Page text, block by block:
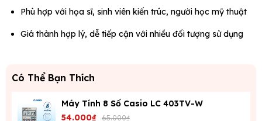
Phù hợp với họa sĩ, sinh viên kiến trúc, người học mỹ thuật
Giá thành hợp lý, dễ tiếp cận với nhiều đối tượng sử dụng
Có Thể Bạn Thích
Máy Tính 8 Số Casio LC 403TV-W
54.000₫ 65.000₫